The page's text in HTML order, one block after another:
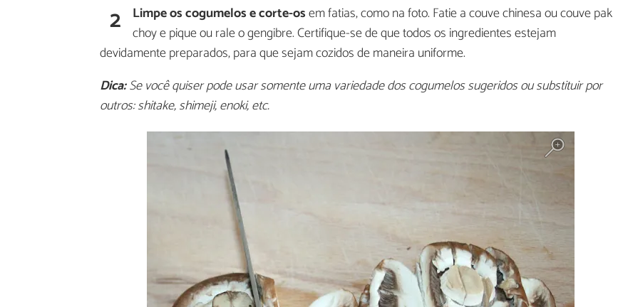
2 Limpe os cogumelos e corte-osem fatias, como na foto. Fatie a couve chinesa ou couve pak
choy e pique ou rale o gengibre. Certifique-se de que todos os ingredientes estejam
devidamente preparados, para que sejam cozidos de maneira uniforme.
Dica:Se você quiser pode usar somente uma variedade dos cogumelos sugeridos ou substituir por
outros: shitake, shimeji, enoki, etc.